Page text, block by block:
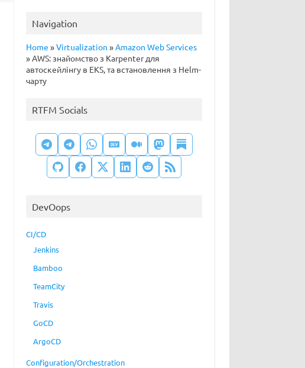
Navigation
Home »Virtualization »Amazon Web Services
»AWS: знайомство з Karpenter для
автоскейлінгу в EKS, та встановлення з Helm-
чарту
RTFM Socials
DevOops
CI/CD
Jenkins
Bamboo
TeamCity
Travis
GoCD
ArgoCD
Configuration/Orchestration